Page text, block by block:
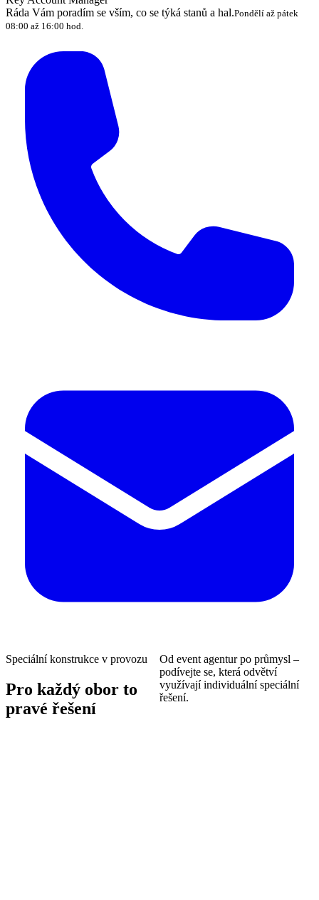
Ráda Vám poradím se vším, co se týká stanů a hal.Pondělí až pátek
08:00 až 16:00 hod.
Speciální konstrukce v provozu
Pro každý obor to
pravé řešení
Od event agentur po průmysl –
podívejte se, která odvětví
využívají individuální speciální
řešení.